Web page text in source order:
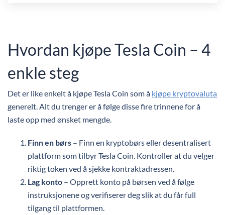
Hvordan kjøpe Tesla Coin – 4
enkle steg
Det er like enkelt å kjøpe Tesla Coin som å kjøpe kryptovaluta
generelt. Alt du trenger er å følge disse fire trinnene for å
laste opp med ønsket mengde.
Finn en børs – Finn en kryptobørs eller desentralisert
plattform som tilbyr Tesla Coin. Kontroller at du velger
riktig token ved å sjekke kontraktadressen.
Lag konto – Opprett konto på børsen ved å følge
instruksjonene og verifiserer deg slik at du får full
tilgang til plattformen.